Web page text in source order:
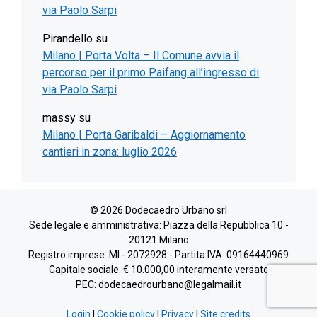
via Paolo Sarpi
Pirandello su
Milano | Porta Volta – Il Comune avvia il
percorso per il primo Paifang all’ingresso di
via Paolo Sarpi
massy su
Milano | Porta Garibaldi – Aggiornamento
cantieri in zona: luglio 2026
© 2026 Dodecaedro Urbano srl
Sede legale e amministrativa: Piazza della Repubblica 10 -
20121 Milano
Registro imprese: MI - 2072928 - Partita IVA: 09164440969
Capitale sociale: € 10.000,00 interamente versato
PEC: dodecaedrourbano@legalmail.it
Login | Cookie policy| Privacy| Site credits